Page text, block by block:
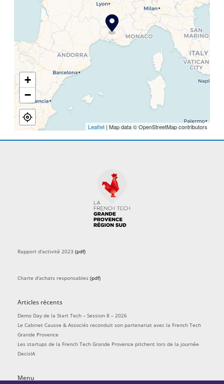
+
−
Leaflet| Map data © OpenStreetMap contributors
Rapport d'activité 2023 (pdf)
Charte d'achats responsables (pdf)
Articles récents
Demo Day de la Start Tech – Session 8 – 2026
Le Cabinet Causse & Associés reconduit son partenariat avec la French Tech
Grande Provence
Les startups de la French Tech Grande Provence pitchent lors de la journée
DecisIA
Menu